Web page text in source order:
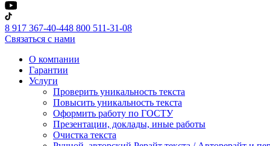
8 917 367-40-448 800 511-31-08
Связаться с нами
О компании
Гарантии
Услуги
Проверить уникальность текста
Повысить уникальность текста
Оформить работу по ГОСТУ
Презентации, доклады, иные работы
Очистка текста